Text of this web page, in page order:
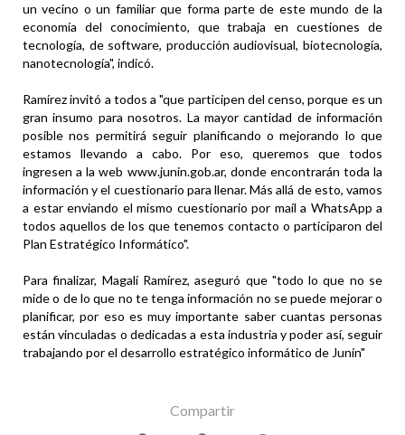
un vecino o un familiar que forma parte de este mundo de la
economía del conocimiento, que trabaja en cuestiones de
tecnología, de software, producción audiovisual, biotecnología,
nanotecnología", indicó.
Ramírez invitó a todos a "que participen del censo, porque es un
gran insumo para nosotros. La mayor cantidad de información
posible nos permitirá seguir planificando o mejorando lo que
estamos llevando a cabo. Por eso, queremos que todos
ingresen a la web www.junin.gob.ar, donde encontrarán toda la
información y el cuestionario para llenar. Más allá de esto, vamos
a estar enviando el mismo cuestionario por maíl a WhatsApp a
todos aquellos de los que tenemos contacto o participaron del
Plan Estratégico Informático".
Para finalizar, Magalí Ramírez, aseguró que "todo lo que no se
mide o de lo que no te tenga información no se puede mejorar o
planificar, por eso es muy importante saber cuantas personas
están vinculadas o dedicadas a esta industria y poder así, seguir
trabajando por el desarrollo estratégico informático de Junín"
Compartir